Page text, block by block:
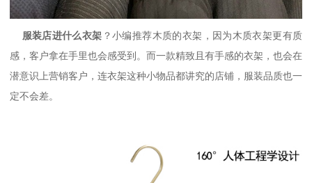
服装店进什么衣架 ？小编推荐木质的衣架，因为木质衣架更有质
感，客户拿在手里也会感受到。而一款精致且有手感的衣架，也会在
潜意识上营销客户，连衣架这种小物品都讲究的店铺，服装品质也一
定不会差。